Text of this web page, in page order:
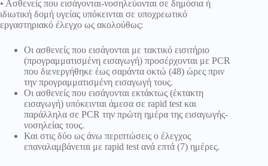
• Ασθενείς που εισάγονται-νοσηλεύονται σε δημόσια ή
ιδιωτική δομή υγείας υπόκεινται σε υποχρεωτικό
εργαστηριακό έλεγχο ως ακολούθως:
Οι ασθενείς που εισάγονται με τακτικό εισιτήριο
(προγραμματισμένη εισαγωγή) προσέρχονται με PCR
που διενεργήθηκε έως σαράντα οκτώ (48) ώρες πριν
την προγραμματισμένη εισαγωγή τους.
Οι ασθενείς που εισάγονται εκτάκτως (έκτακτη
εισαγωγή) υπόκεινται άμεσα σε rapid test και
παράλληλα σε PCR την πρώτη ημέρα της εισαγωγής-
νοσηλείας τους.
Και στις δύο ως άνω περιπτώσεις ο έλεγχος
επαναλαμβάνεται με rapid test ανά επτά (7) ημέρες.